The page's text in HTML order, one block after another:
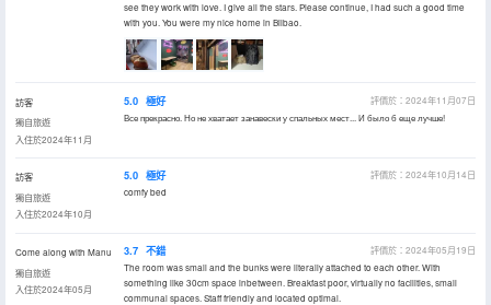
see they work with love. I give all the stars. Please continue, I had such a good time
with you. You were my nice home in Bilbao.
訪客
獨自旅遊
入住於2024年11月
5.0 極好
評價於：2024年11月07日
Все прекрасно. Но не хватает занавески у спальных мест... И было б еще лучше!
訪客
獨自旅遊
入住於2024年10月
5.0 極好
評價於：2024年10月14日
comfy bed
Come along with Manu
獨自旅遊
入住於2024年05月
3.7 不錯
評價於：2024年05月19日
The room was small and the bunks were literally attached to each other. With
something like 30cm space inbetween. Breakfast poor, virtually no facilities, small
communal spaces. Staff friendly and located optimal.